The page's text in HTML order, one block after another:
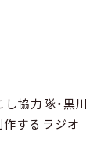
協力隊・黒川
作するラジオ